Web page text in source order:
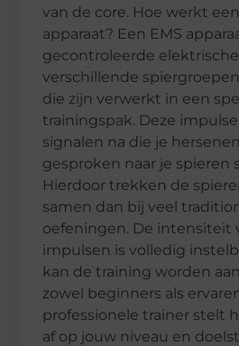
van de core. Hoe werkt
apparaat? Een EMS
gecontroleerde
verschillende
die zijn verwerkt in een
trainingspak. Deze
signalen na die je
gesproken naar je spieren
Hierdoor trekken de
samen dan bij veel
oefeningen. De intensiteit
impulsen is volledig
kan de training worden
zowel beginners als
professionele trainer stelt
af op jouw niveau en